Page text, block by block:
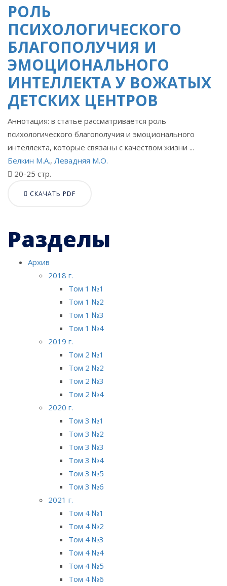
РОЛЬ
ПСИХОЛОГИЧЕСКОГО
БЛАГОПОЛУЧИЯ И
ЭМОЦИОНАЛЬНОГО
ИНТЕЛЛЕКТА У ВОЖАТЫХ
ДЕТСКИХ ЦЕНТРОВ
Аннотация: в статье рассматривается роль
психологического благополучия и эмоционального
интеллекта, которые связаны с качеством жизни ...
Белкин М.А., Левадняя М.О.
20-25 стр.
СКАЧАТЬ PDF
Разделы
Архив
2018 г.
Том 1 №1
Том 1 №2
Том 1 №3
Том 1 №4
2019 г.
Том 2 №1
Том 2 №2
Том 2 №3
Том 2 №4
2020 г.
Том 3 №1
Том 3 №2
Том 3 №3
Том 3 №4
Том 3 №5
Том 3 №6
2021 г.
Том 4 №1
Том 4 №2
Том 4 №3
Том 4 №4
Том 4 №5
Том 4 №6